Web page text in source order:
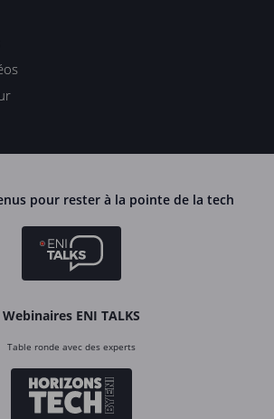
pour rester à la pointe de la tech
Webinaires ENI TALKS
Table ronde avec des experts